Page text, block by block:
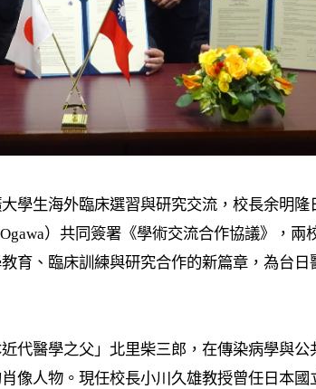
學生海外臨床選習與研究交流，校長余明
）共同簽署《學術交流合作協議》，兩
育、臨床訓練與研究合作的新篇章，為台日
代醫學之父」北里柴三郎，在傳染病學與
像人物。現任校長小川久雄教授曾任日本